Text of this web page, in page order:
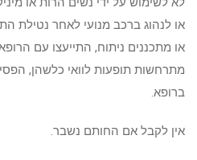
או לנהוג ברכב מנועי לאחר נטילת
או מתכננים ניתוח, התייעצו עם
מתרחשות תופעות לוואי כלשהן,
ברופא.
אין לקבל אם החותם נשבר.